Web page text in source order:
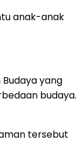
anak-anak
yang
budaya.
tersebut